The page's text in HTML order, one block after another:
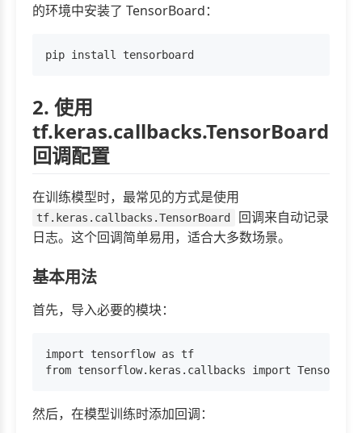
的环境中安装了 TensorBoard：
2. 使用
tf.keras.callbacks.TensorBoard
回调配置
在训练模型时，最常见的方式是使用
tf.keras.callbacks.TensorBoard
回调来自动记录
日志。这个回调简单易用，适合大多数场景。
基本用法
首先，导入必要的模块：
import tensorflow as tf
然后，在模型训练时添加回调：